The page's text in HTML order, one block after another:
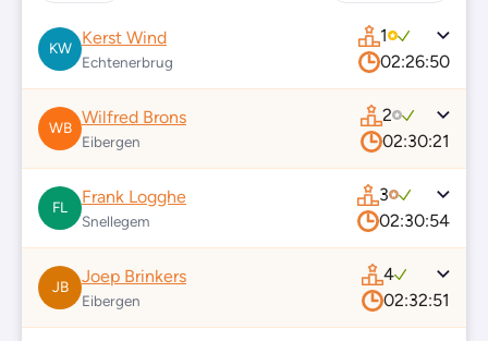
KW
Kerst Wind
Echtenerbrug
1
02:26:50
WB
Wilfred Brons
Eibergen
2
02:30:21
FL
Frank Logghe
Snellegem
3
02:30:54
JB
Joep Brinkers
Eibergen
4
02:32:51